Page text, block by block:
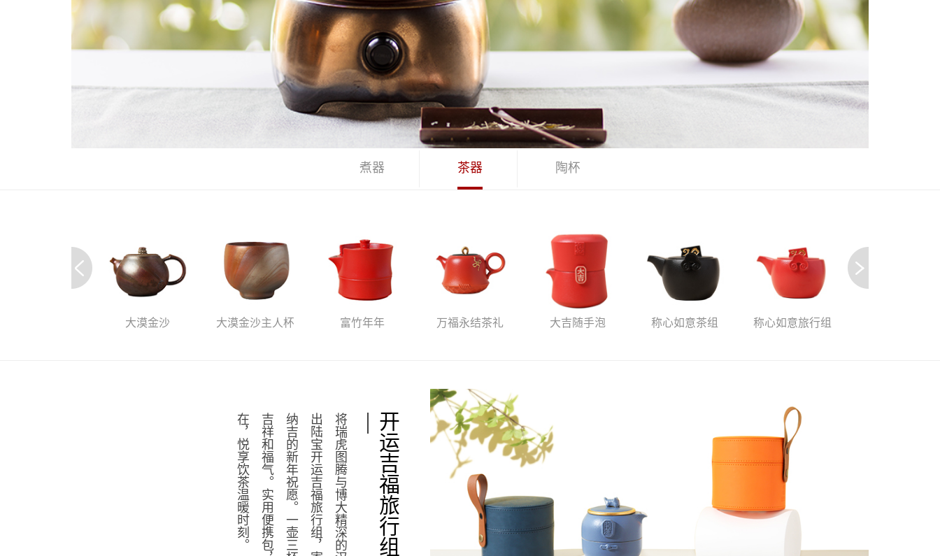
煮器 茶器 陶杯
大漠金沙 大漠金沙主人杯 富竹年年 万福永结茶礼 大吉随手泡 称心如意茶组 称心如意旅行组
开运吉福旅行组